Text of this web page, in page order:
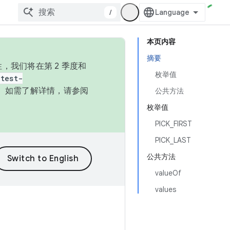
/
本页内容
摘要
枚举值
公共方法
枚举值
PICK_FIRST
PICK_LAST
公共方法
valueOf
values
我们将在第 2 季度和
如需了解详情，请参阅